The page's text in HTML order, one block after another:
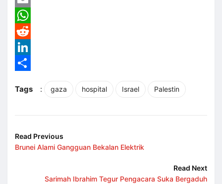
Email
WhatsApp
Reddit
LinkedIn
Tags
: gaza hospital Israel Palestin
Read Previous
Brunei Alami Gangguan Bekalan Elektrik
Read Next
Sarimah Ibrahim Tegur Pengacara Suka Bergaduh